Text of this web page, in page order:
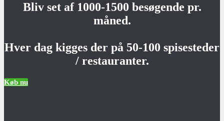
Bliv set af 1000-1500 besøgende pr.
måned.
Hver dag kigges der på 50-100 spisesteder
/ restauranter.
Køb nu